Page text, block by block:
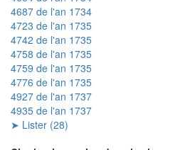
4687 de l'an 1734
4723 de l'an 1735
4742 de l'an 1735
4758 de l'an 1735
4759 de l'an 1735
4776 de l'an 1735
4927 de l'an 1737
4935 de l'an 1737
➤ Lister (28)